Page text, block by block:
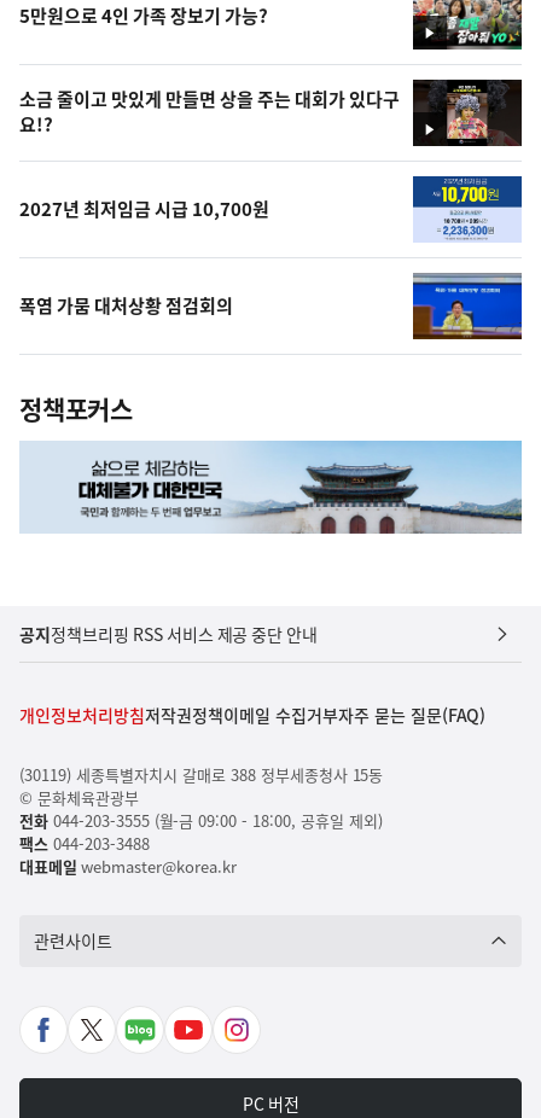
영
상
5만원으로 4인 가족 장보기 가능?
영
상
소금 줄이고 맛있게 만들면 상을 주는 대회가 있다구
요!?
2027년 최저임금 시급 10,700원
폭염 가뭄 대처상황 점검회의
정책포커스
공지정책브리핑 RSS 서비스 제공 중단 안내
개인정보처리방침저작권정책이메일 수집거부자주 묻는 질문(FAQ)
(30119) 세종특별자치시 갈매로 388 정부세종청사 15동
© 문화체육관광부
전화044-203-3555 (월-금 09:00 - 18:00, 공휴일 제외)
팩스044-203-3488
대표메일 webmaster@korea.kr
관련사이트
페
X
네
유
인
타
PC 버전